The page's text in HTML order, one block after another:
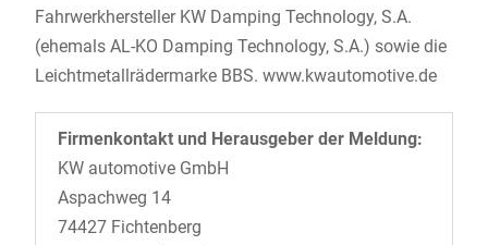
Fahrwerkhersteller KW Damping Technology, S.A.
(ehemals AL-KO Damping Technology, S.A.) sowie die
Leichtmetallrädermarke BBS. www.kwautomotive.de
Firmenkontakt und Herausgeber der Meldung:
KW automotive GmbH
Aspachweg 14
74427 Fichtenberg